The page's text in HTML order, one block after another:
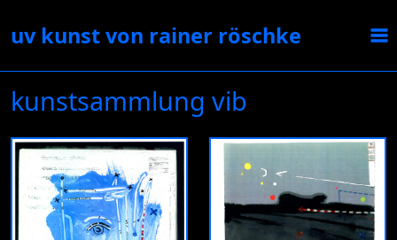
uv kunst von rainer röschke
kunstsammlung vib